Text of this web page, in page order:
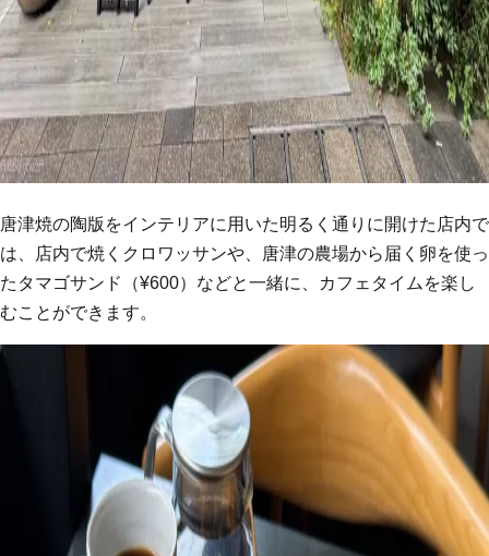
唐津焼の陶版をインテリアに用いた明るく通りに開けた店内で
は、店内で焼くクロワッサンや、唐津の農場から届く卵を使っ
たタマゴサンド（¥600）などと一緒に、カフェタイムを楽し
むことができます。